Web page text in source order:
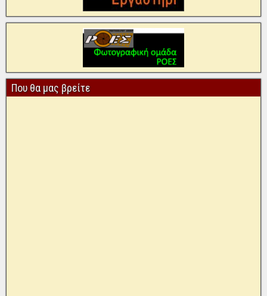
Που θα μας βρείτε